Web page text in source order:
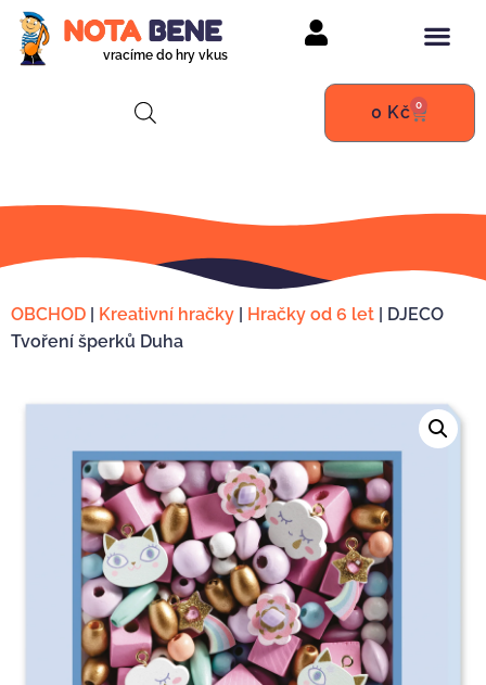
vracíme do hry vkus
0 Kč 0
OBCHOD | Kreativní hračky | Hračky od 6 let | DJECO
Tvoření šperků Duha